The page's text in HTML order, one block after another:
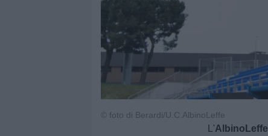
© foto di Berardi/U.C.AlbinoLeffe
L'AlbinoLeffe